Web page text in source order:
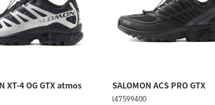
XT-4 OG GTX atmos SALOMON ACS PRO GTX
l47599400